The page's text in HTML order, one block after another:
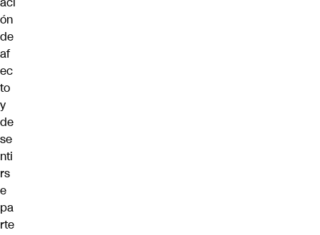
ón
de
af
ec
to
y
de
se
nti
rs
e
pa
rte